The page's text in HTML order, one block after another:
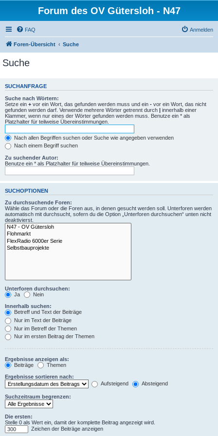
Forum des OV Gütersloh - N47
FAQ Anmelden
Foren-Übersicht Suche
Suche
SUCHANFRAGE
Suche nach Wörtern:
Setze ein + vor ein Wort, das gefunden werden muss und ein - vor ein Wort, das nicht
gefunden werden darf. Verwende mehrere Wörter getrennt durch | innerhalb einer
Klammer, wenn nur eines der Wörter gefunden werden muss. Benutze ein * als
Platzhalter für teilweise Übereinstimmungen.
Nach allen Begriffen suchen oder Suche wie angegeben verwenden
Nach einem Begriff suchen
Zu suchender Autor:
Benutze ein * als Platzhalter für teilweise Übereinstimmungen.
SUCHOPTIONEN
Zu durchsuchende Foren:
Wähle das Forum oder die Foren aus, in denen gesucht werden soll. Unterforen werden
automatisch mit durchsucht, sofern du die Option „Unterforen durchsuchen“ unten nicht
deaktivierst.
Unterforen durchsuchen:
Ja
Nein
Innerhalb suchen:
Betreff und Text der Beiträge
Nur im Text der Beiträge
Nur im Betreff der Themen
Nur im ersten Beitrag der Themen
Ergebnisse anzeigen als:
Beiträge
Themen
Ergebnisse sortieren nach:
Aufsteigend
Absteigend
Suchzeitraum begrenzen:
Die ersten:
Stelle 0 als Wert ein, damit der komplette Beitrag angezeigt wird.
Zeichen der Beiträge anzeigen